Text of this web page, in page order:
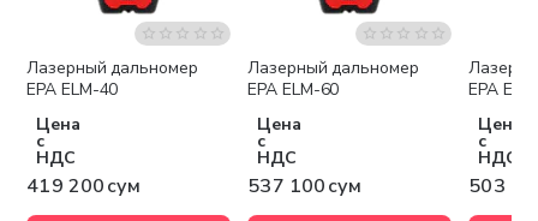
Лазерный дальномер
EPA ELM-40
Цена
с
НДС
419 200 сум
Лазерный дальномер
EPA ELM-60
Цена
с
НДС
537 100 сум
EPA
Цена
с
НДС
503